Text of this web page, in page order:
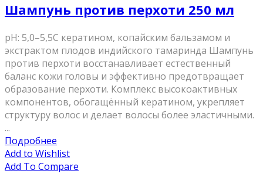
Шампунь против перхоти 250 мл
pH: 5,0–5,5С кератином, копайским бальзамом и
экстрактом плодов индийского тамаринда Шампунь
против перхоти восстанавливает естественный
баланс кожи головы и эффективно предотвращает
образование перхоти. Комплекс высокоактивных
компонентов, обогащённый кератином, укрепляет
структуру волос и делает волосы более эластичными.
...
Подробнее
Add to Wishlist
Add To Compare